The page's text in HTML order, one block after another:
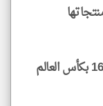
موعد مباراة مصر والأرجنتين في دور الـ16 بكأس العالم